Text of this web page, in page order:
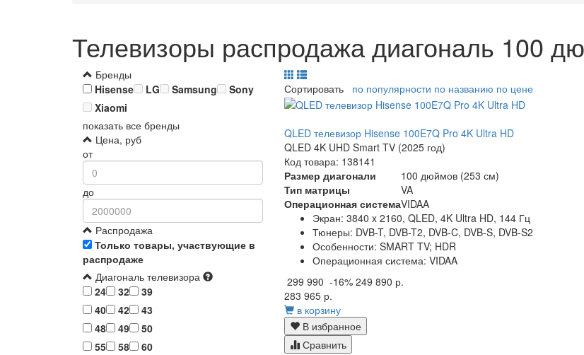
Телевизоры распродажа диагональ 100
Бренды
Hisense
LG Samsung
Sony
Xiaomi
показать все бренды
Цена, руб
от
до
Распродажа
Только товары, участвующие в
распродаже
Диагональ телевизора
24
32
39
40
42
43
48
49
50
55
58
60
Сортировать по популярности по названию по цене
QLED телевизор Hisense 100E7Q Pro 4K Ultra HD
QLED 4K UHD Smart TV (2025 год)
Код товара: 138141
Размер диагонали
100 дюймов (253 см)
Тип матрицы
VA
Операционная системаVIDAA
Экран: 3840 x 2160, QLED, 4K Ultra HD, 144 Гц
Тюнеры: DVB-T, DVB-T2, DVB-C, DVB-S, DVB-S2
Особенности: SMART TV; HDR
Операционная система: VIDAA
299 990 -16% 249 890 р.
283 965 р.
в корзину
В избранное
Сравнить